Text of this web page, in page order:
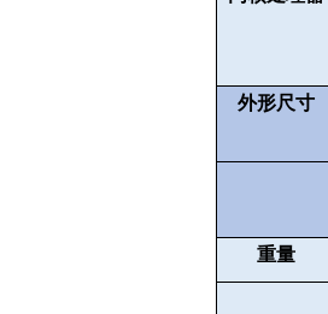
外形尺寸
重量